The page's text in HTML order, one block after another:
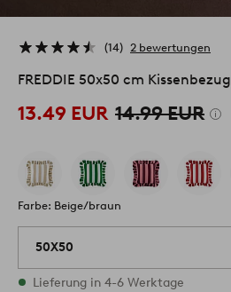
14 2 bewertungen
FREDDIE 50x50 cm Kissenbezug
13.49 EUR 14.99 EUR
Farbe: Beige/braun
50X50
Vorrätig
Lieferung in 4-6 Werktage